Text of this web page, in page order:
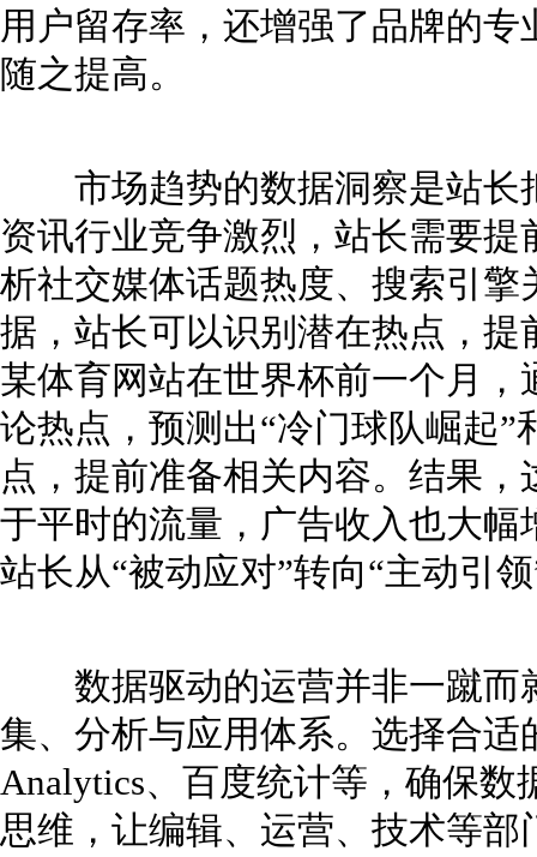
用户留存率，还增强了品牌的
随之提高。
市场趋势的数据洞察是站长
资讯行业竞争激烈，站长需要
析社交媒体话题热度、搜索引
据，站长可以识别潜在热点，
某体育网站在世界杯前一个月
论热点，预测出“冷门球队崛起”
点，提前准备相关内容。结果
于平时的流量，广告收入也大
站长从“被动应对”转向“主动引
数据驱动的运营并非一蹴而
集、分析与应用体系。选择合适
Analytics、百度统计等，确保
思维，让编辑、运营、技术等